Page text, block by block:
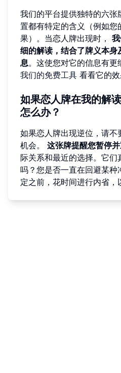
我们的平台提供独特的六张
置都有特定的含义（例如您
果）。当恋人牌出现时，
细的解读，结合了牌义本身
息。这使您对它的信息有更
我们的免费工具 看看它的效
如果恋人牌在我的解
怎么办？
如果恋人牌出现逆位，请不
机会。 这张牌提醒您暂停
际关系和最近的选择。它
吗？您是否一直在回避某
定之前，花时间进行内省，